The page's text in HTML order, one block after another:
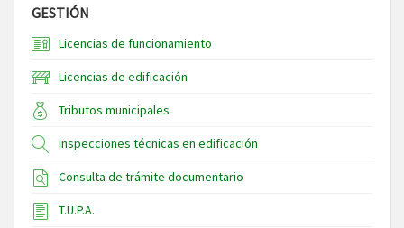
GESTIÓN
Licencias de funcionamiento
Licencias de edificación
Tributos municipales
Inspecciones técnicas en edificación
Consulta de trámite documentario
T.U.P.A.